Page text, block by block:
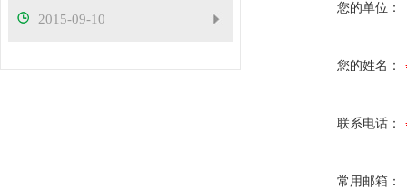
2015-09-10
您的单位：
您的姓名：
联系电话：
常用邮箱：